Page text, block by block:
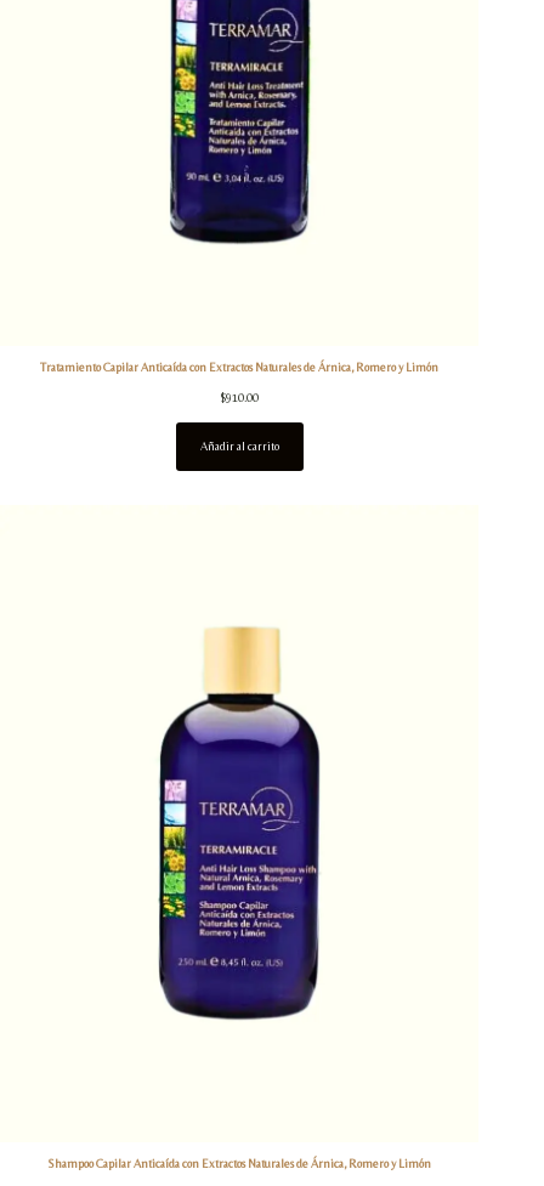
Tratamiento Capilar Anticaída con Extractos Naturales de Árnica, Romero y Limón
$910.00
Añadir al carrito
Shampoo Capilar Anticaída con Extractos Naturales de Árnica, Romero y Limón